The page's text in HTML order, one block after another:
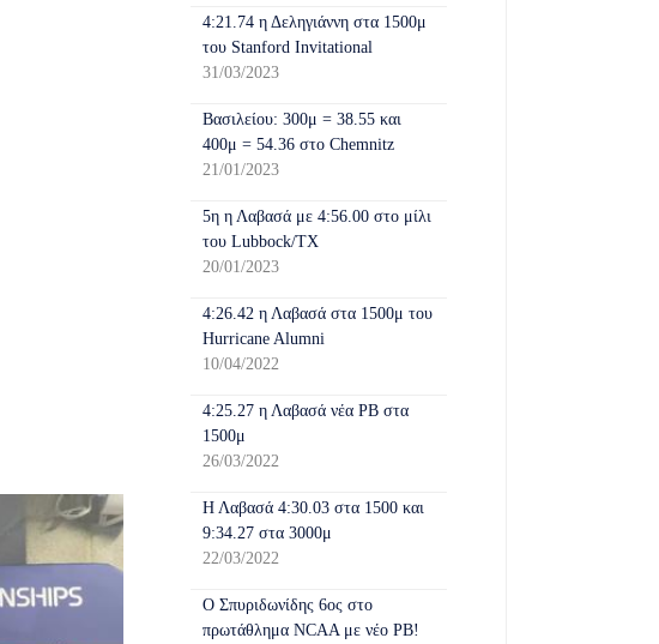
4:21.74 η Δεληγιάννη στα 1500μ
του Stanford Invitational
31/03/2023
Βασιλείου: 300μ = 38.55 και
400μ = 54.36 στο Chemnitz
21/01/2023
5η η Λαβασά με 4:56.00 στο μίλι
του Lubbock/TX
20/01/2023
4:26.42 η Λαβασά στα 1500μ του
Hurricane Alumni
10/04/2022
4:25.27 η Λαβασά νέα PB στα
1500μ
26/03/2022
Η Λαβασά 4:30.03 στα 1500 και
9:34.27 στα 3000μ
22/03/2022
Ο Σπυριδωνίδης 6ος στο
πρωτάθλημα NCAA με νέο PB!